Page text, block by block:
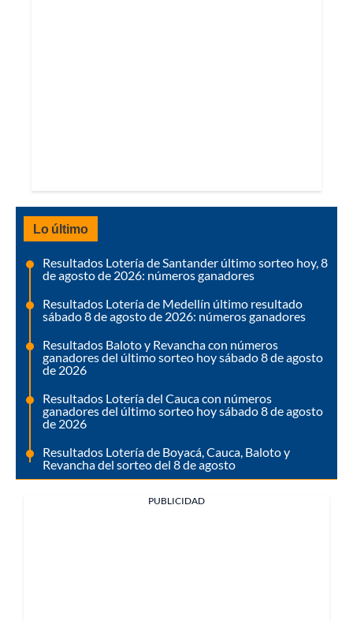
Lo último
Resultados Lotería de Santander último sorteo hoy, 8
de agosto de 2026: números ganadores
Resultados Lotería de Medellín último resultado
sábado 8 de agosto de 2026: números ganadores
Resultados Baloto y Revancha con números
ganadores del último sorteo hoy sábado 8 de agosto
de 2026
Resultados Lotería del Cauca con números
ganadores del último sorteo hoy sábado 8 de agosto
de 2026
Resultados Lotería de Boyacá, Cauca, Baloto y
Revancha del sorteo del 8 de agosto
PUBLICIDAD